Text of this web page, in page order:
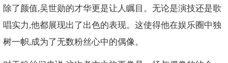
除了颜值,吴世勋的才华更是让人瞩目。无论是演技还是歌
唱实力,他都展现出了出色的表现。这使得他在娱乐圈中独
树一帜,成为了无数粉丝心中的偶像。